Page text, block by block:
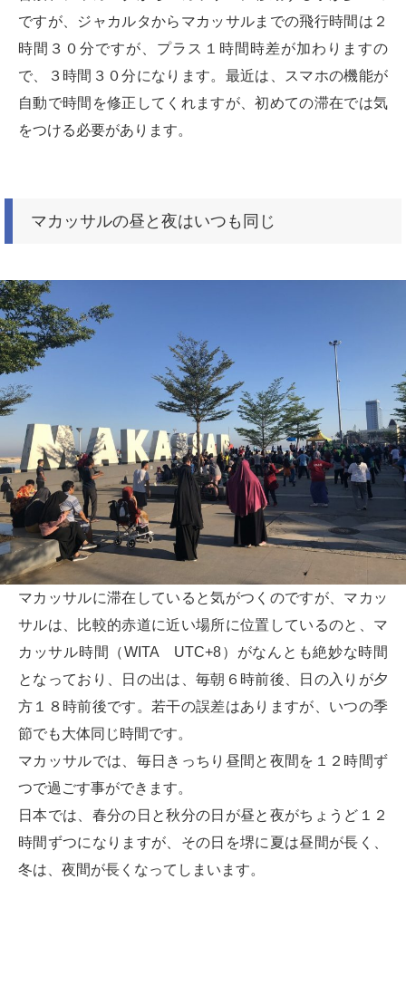
ですが、ジャカルタからマカッサルまでの飛行時間は２
時間３０分ですが、プラス１時間時差が加わりますの
で、３時間３０分になります。最近は、スマホの機能が
自動で時間を修正してくれますが、初めての滞在では気
をつける必要があります。
マカッサルの昼と夜はいつも同じ
マカッサルに滞在していると気がつくのですが、マカッ
サルは、比較的赤道に近い場所に位置しているのと、マ
カッサル時間（WITA UTC+8）がなんとも絶妙な時間
となっており、日の出は、毎朝６時前後、日の入りが夕
方１８時前後です。若干の誤差はありますが、いつの季
節でも大体同じ時間です。
マカッサルでは、毎日きっちり昼間と夜間を１２時間ず
つで過ごす事ができます。
日本では、春分の日と秋分の日が昼と夜がちょうど１２
時間ずつになりますが、その日を堺に夏は昼間が長く、
冬は、夜間が長くなってしまいます。